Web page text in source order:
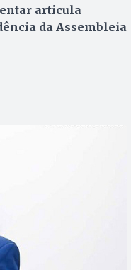
articula
da Assembleia